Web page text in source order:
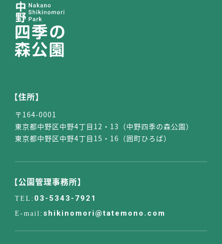
【住所】
〒164-0001
東京都中野区中野4丁目12・13（中野四季の森公園）
東京都中野区中野4丁目15・16（囲町ひろば）
【公園管理事務所】
03-5343-7921
shikinomori@tatemono.com